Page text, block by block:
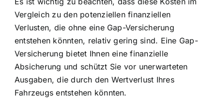
Vergleich zu den potenziellen finanziellen
Verlusten, die ohne eine Gap-Versicherung
entstehen könnten, relativ gering sind. Eine Gap-
Versicherung bietet Ihnen eine finanzielle
Absicherung und schützt Sie vor unerwarteten
Ausgaben, die durch den Wertverlust Ihres
Fahrzeugs entstehen könnten.